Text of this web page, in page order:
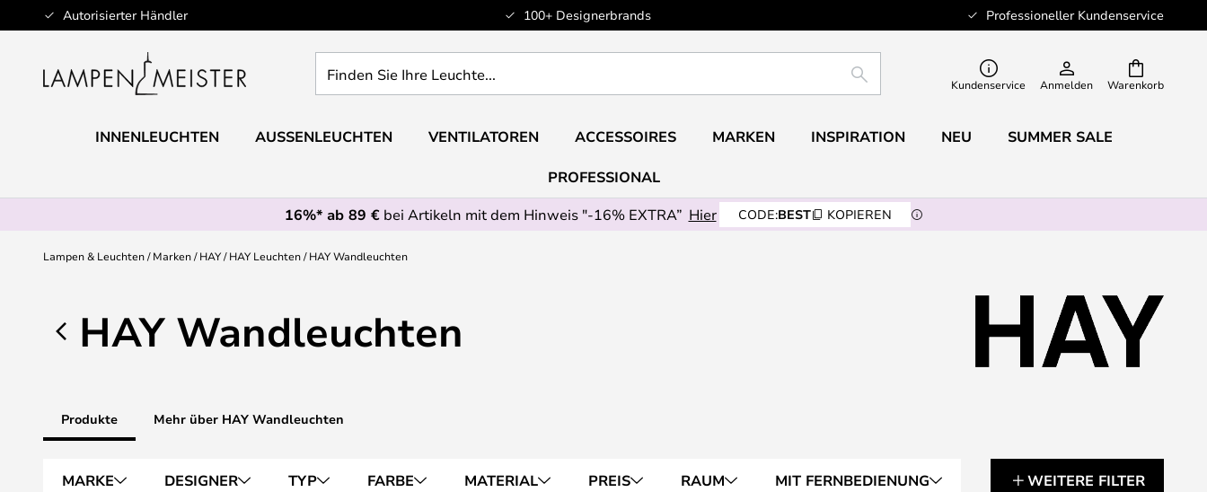
Autorisierter Händler 100+ Designerbrands Professioneller Kundenservice
Zum
Inhalt
Warenkorb
Sie
Leuchte...
SUCHE Kundenservice Anmelden
INNENLEUCHTEN AUSSENLEUCHTEN VENTILATOREN ACCESSOIRES MARKEN INSPIRATION NEU SUMMER SALE
PROFESSIONAL
16%* ab 89 €bei Artikeln mit dem Hinweis "-16% EXTRA” Hier CODE:BEST KOPIEREN
Lampen & Leuchten Marken HAY HAY Leuchten HAY Wandleuchten
HAY Wandleuchten
Produkte Mehr über HAY Wandleuchten
MARKE DESIGNER TYP FARBE MATERIAL PREIS RAUM MIT FERNBEDIENUNG WEITERE FILTER